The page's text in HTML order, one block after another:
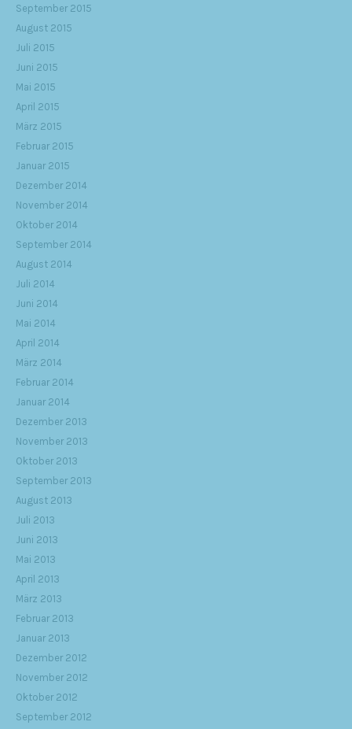
September 2015
August 2015
Juli 2015
Juni 2015
Mai 2015
April 2015
März 2015
Februar 2015
Januar 2015
Dezember 2014
November 2014
Oktober 2014
September 2014
August 2014
Juli 2014
Juni 2014
Mai 2014
April 2014
März 2014
Februar 2014
Januar 2014
Dezember 2013
November 2013
Oktober 2013
September 2013
August 2013
Juli 2013
Juni 2013
Mai 2013
April 2013
März 2013
Februar 2013
Januar 2013
Dezember 2012
November 2012
Oktober 2012
September 2012